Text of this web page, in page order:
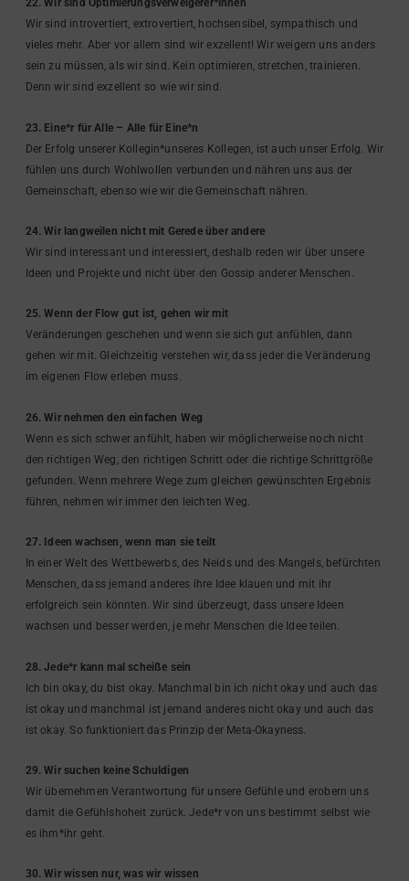
22. Wir sind Optimierungsverweigerer*innen
Wir sind introvertiert, extrovertiert, hochsensibel, sympathisch und
vieles mehr. Aber vor allem sind wir exzellent! Wir weigern uns anders
sein zu müssen, als wir sind. Kein optimieren, stretchen, trainieren.
Denn wir sind exzellent so wie wir sind.
23. Eine*r für Alle – Alle für Eine*n
Der Erfolg unserer Kollegin*unseres Kollegen, ist auch unser Erfolg. Wir
fühlen uns durch Wohlwollen verbunden und nähren uns aus der
Gemeinschaft, ebenso wie wir die Gemeinschaft nähren.
24. Wir langweilen nicht mit Gerede über andere
Wir sind interessant und interessiert, deshalb reden wir über unsere
Ideen und Projekte und nicht über den Gossip anderer Menschen.
25. Wenn der Flow gut ist, gehen wir mit
Veränderungen geschehen und wenn sie sich gut anfühlen, dann
gehen wir mit. Gleichzeitig verstehen wir, dass jeder die Veränderung
im eigenen Flow erleben muss.
26. Wir nehmen den einfachen Weg
Wenn es sich schwer anfühlt, haben wir möglicherweise noch nicht
den richtigen Weg, den richtigen Schritt oder die richtige Schrittgröße
gefunden. Wenn mehrere Wege zum gleichen gewünschten Ergebnis
führen, nehmen wir immer den leichten Weg.
27. Ideen wachsen, wenn man sie teilt
In einer Welt des Wettbewerbs, des Neids und des Mangels, befürchten
Menschen, dass jemand anderes ihre Idee klauen und mit ihr
erfolgreich sein könnten. Wir sind überzeugt, dass unsere Ideen
wachsen und besser werden, je mehr Menschen die Idee teilen.
28. Jede*r kann mal scheiße sein
Ich bin okay, du bist okay. Manchmal bin ich nicht okay und auch das
ist okay und manchmal ist jemand anderes nicht okay und auch das
ist okay. So funktioniert das Prinzip der Meta-Okayness.
29. Wir suchen keine Schuldigen
Wir übernehmen Verantwortung für unsere Gefühle und erobern uns
damit die Gefühlshoheit zurück. Jede*r von uns bestimmt selbst wie
es ihm*ihr geht.
30. Wir wissen nur, was wir wissen